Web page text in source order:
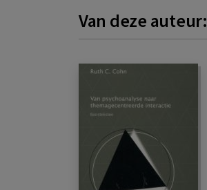
Van deze auteur: